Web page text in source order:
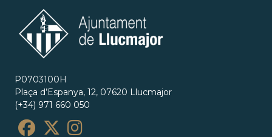
P0703100H
Plaça d’Espanya, 12, 07620 Llucmajor
(+34) 971 660 050